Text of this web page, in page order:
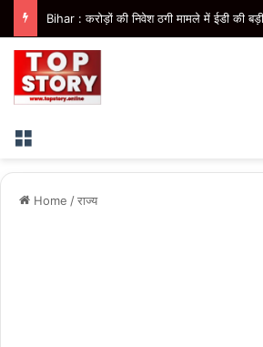
Menu
Home /राज्य